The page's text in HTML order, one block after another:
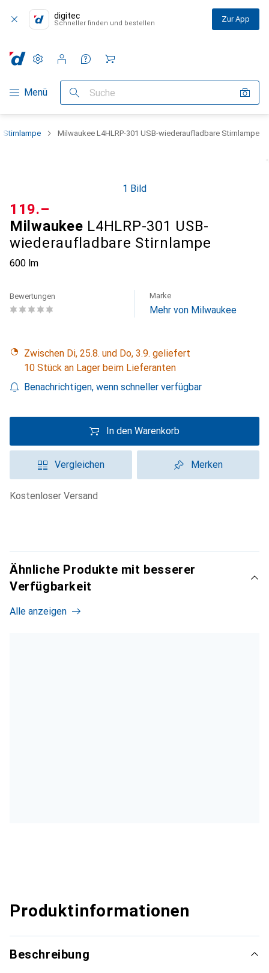
digitec
Schneller finden und bestellen Zur App
Navigation nach Kategorien
Menü Suche
Einstellungen
Kundenkonto
Vergleichslisten
Merklisten
Warenkorb
Stirnlampe Milwaukee L4HLRP-301 USB-wiederaufladbare Stirnlampe
1 Bild
Milwaukee L4HLRP-301 USB-
wiederaufladbare Stirnlampe
600 lm
CHF
119.–
Bewertungen Marke
Mehr von Milwaukee
Zwischen Di, 25.8. und Do, 3.9. geliefert
10 Stück an Lager beim Lieferanten
Benachrichtigen, wenn schneller verfügbar
In den Warenkorb
Vergleichen Merken
kostenloser Versand
Ähnliche Produkte mit besserer
Verfügbarkeit
Alle anzeigen
Produktinformationen
Beschreibung